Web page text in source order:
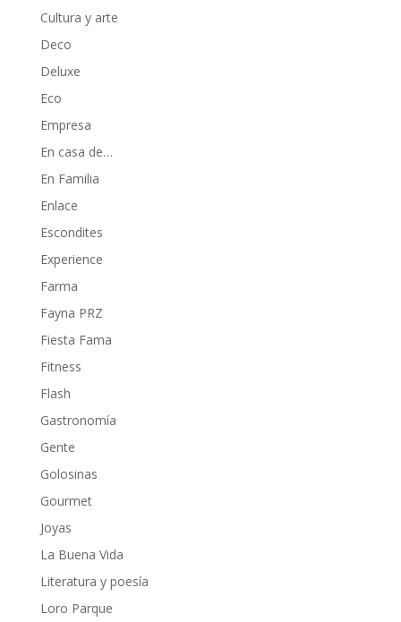
Cultura y arte
Deco
Deluxe
Eco
Empresa
En casa de…
En Familia
Enlace
Escondites
Experience
Farma
Fayna PRZ
Fiesta Fama
Fitness
Flash
Gastronomía
Gente
Golosinas
Gourmet
Joyas
La Buena Vida
Literatura y poesía
Loro Parque